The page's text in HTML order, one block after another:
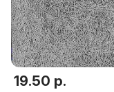
19.50 р.